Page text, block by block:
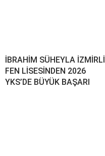
İBRAHİM SÜHEYLA İZMİRLİ
FEN LİSESİNDEN 2026
YKS’DE BÜYÜK BAŞARI